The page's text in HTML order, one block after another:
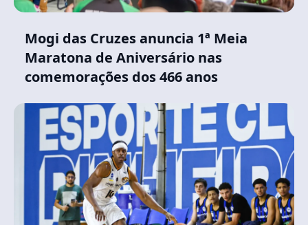
Mogi das Cruzes anuncia 1ª Meia
Maratona de Aniversário nas
comemorações dos 466 anos